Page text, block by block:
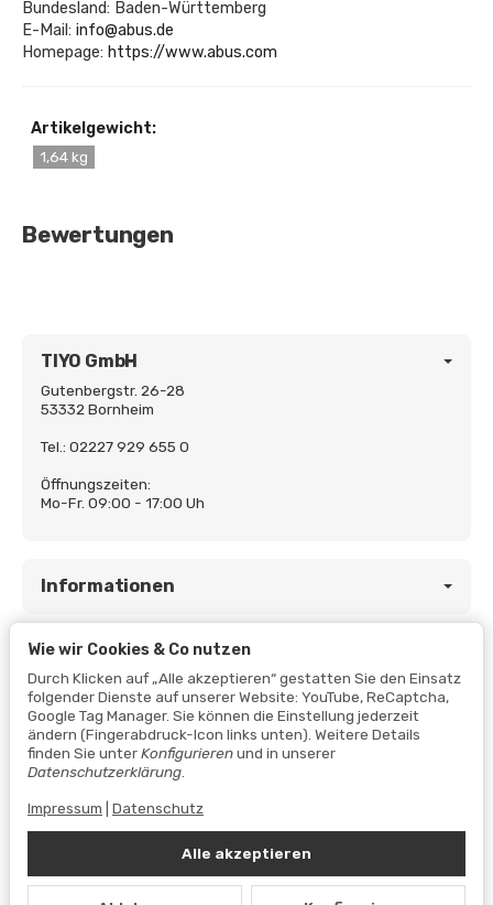
Bundesland: Baden-Württemberg
E-Mail: info@abus.de
Homepage: https://www.abus.com
Artikelgewicht:
1,64 kg
Bewertungen
TIYO GmbH
Gutenbergstr. 26-28
53332 Bornheim
Tel.: 02227 929 655 0
Öffnungszeiten:
Mo-Fr. 09:00 - 17:00 Uh
Informationen
Gesetzliche Informationen
Vertrag widerrufen
Alle akzeptieren
Wie wir Cookies & Co nutzen
Durch Klicken auf „Alle akzeptieren“ gestatten Sie den Einsatz
folgender Dienste auf unserer Website: YouTube, ReCaptcha,
Google Tag Manager. Sie können die Einstellung jederzeit
ändern (Fingerabdruck-Icon links unten). Weitere Details
finden Sie unterKonfigurierenund in unserer
Datenschutzerklärung.
Impressum Datenschutz